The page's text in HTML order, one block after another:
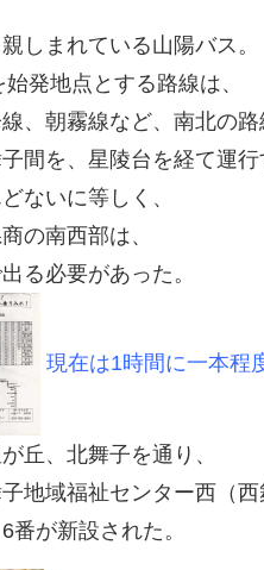
しまれている山陽バス。
発地点とする路線は、
、朝霧線など、南北の路
間を、星陵台を経て運行
ないに等しく、
の南西部は、
る必要があった。
現在は1時間に一本程
丘、北舞子を通り、
地域福祉センター西（西
が新設された。